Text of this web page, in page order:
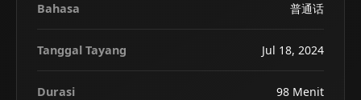
Bahasa 普通话
Tanggal Tayang Jul 18, 2024
Durasi 98 Menit